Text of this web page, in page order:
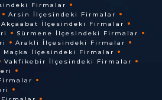
Firmalar
Arsin İlçesindeki Firmalar
Akçaabat İlçesindeki Firmalar
Sürmene İlçesindeki Firmalar
Arakli İlçesindeki Firmalar
Maçka İlçesindeki Firmalar
Vakfikebir İlçesindeki Firmalar